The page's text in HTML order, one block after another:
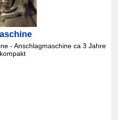
- Anschlagmaschine ca 3 Jahre